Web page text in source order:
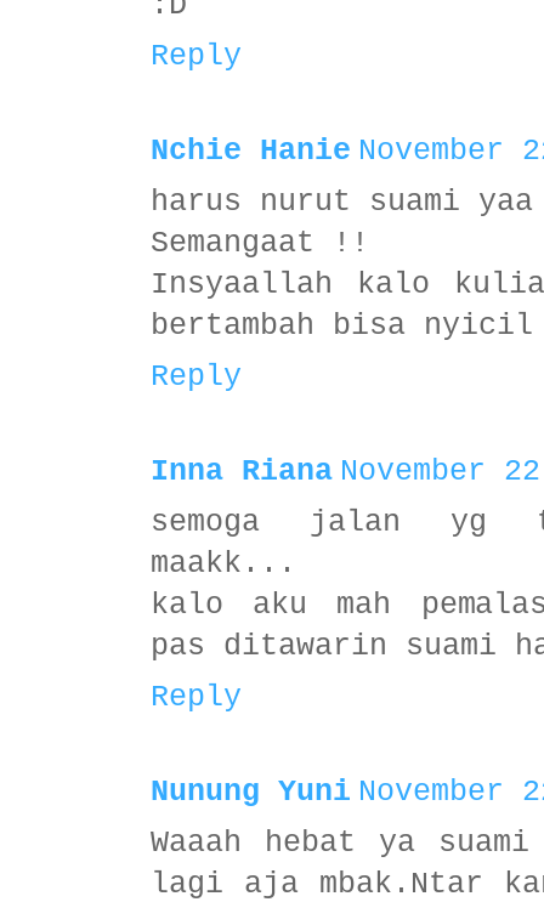
Reply
Nchie Hanie November
harus nurut suami
Semangaat !!
Insyaallah kalo
bertambah bisa nyicil
Reply
Inna Riana November
semoga jalan yg
maakk...
kalo aku mah
pas ditawarin suami
Reply
Nunung Yuni November
Waaah hebat ya
lagi aja mbak.Ntar